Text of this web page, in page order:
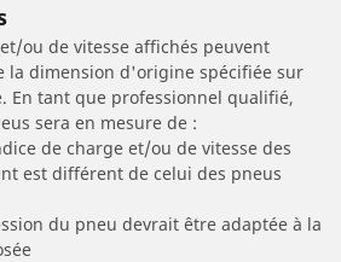
ou de vitesse affichés peuvent
la dimension d'origine spécifiée sur
En tant que professionnel qualifié,
sera en mesure de :
de charge et/ou de vitesse des
est différent de celui des pneus
du pneu devrait être adaptée à la